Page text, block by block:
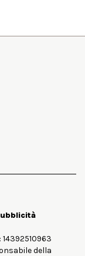
14392510963
della